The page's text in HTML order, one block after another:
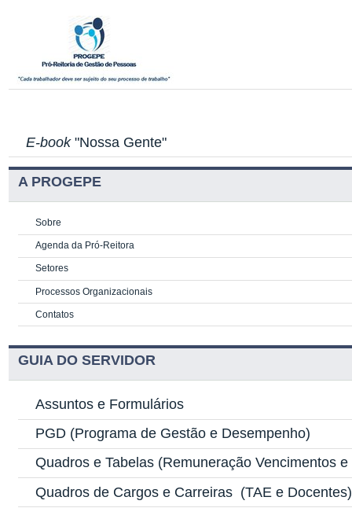
E-book"Nossa Gente"
A PROGEPE
Sobre
Agenda da Pró-Reitora
Setores
Processos Organizacionais
Contatos
GUIA DO SERVIDOR
Assuntos e Formulários
PGD (Programa de Gestão e Desempenho)
Quadros e Tabelas (Remuneração Vencimentos
Quadros de Cargos e Carreiras (TAE e Docentes)